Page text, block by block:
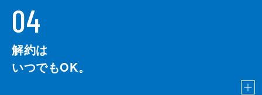
04
解約は
いつでもOK。